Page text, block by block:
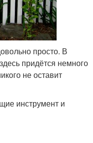
просто. В
придётся немного
не оставит
инструмент и